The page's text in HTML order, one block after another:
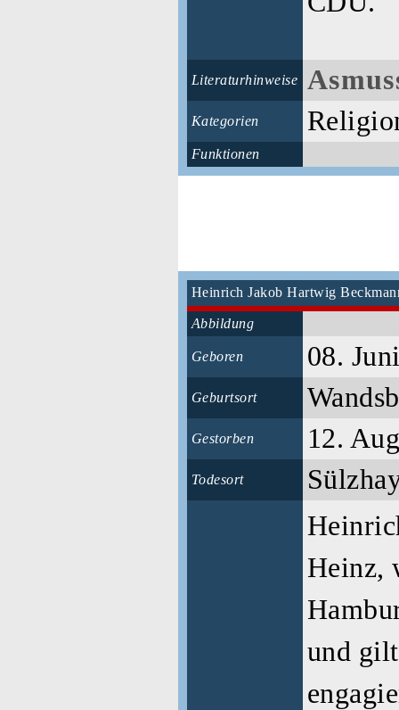
Literaturhinweise
Kategorien
Funktionen
Heinrich Jakob Hartwig
Abbildung
Geboren 08.
Geburtsort
Gestorben 12.
Todesort
Heinz,
und